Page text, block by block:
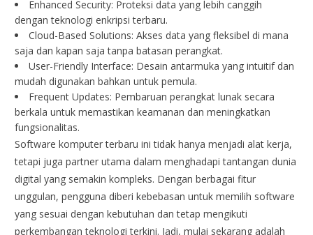
Enhanced Security: Proteksi data yang lebih canggih
dengan teknologi enkripsi terbaru.
Cloud-Based Solutions: Akses data yang fleksibel di mana
saja dan kapan saja tanpa batasan perangkat.
User-Friendly Interface: Desain antarmuka yang intuitif dan
mudah digunakan bahkan untuk pemula.
Frequent Updates: Pembaruan perangkat lunak secara
berkala untuk memastikan keamanan dan meningkatkan
fungsionalitas.
Software komputer terbaru ini tidak hanya menjadi alat kerja,
tetapi juga partner utama dalam menghadapi tantangan dunia
digital yang semakin kompleks. Dengan berbagai fitur
unggulan, pengguna diberi kebebasan untuk memilih software
yang sesuai dengan kebutuhan dan tetap mengikuti
perkembangan teknologi terkini. Jadi, mulai sekarang adalah